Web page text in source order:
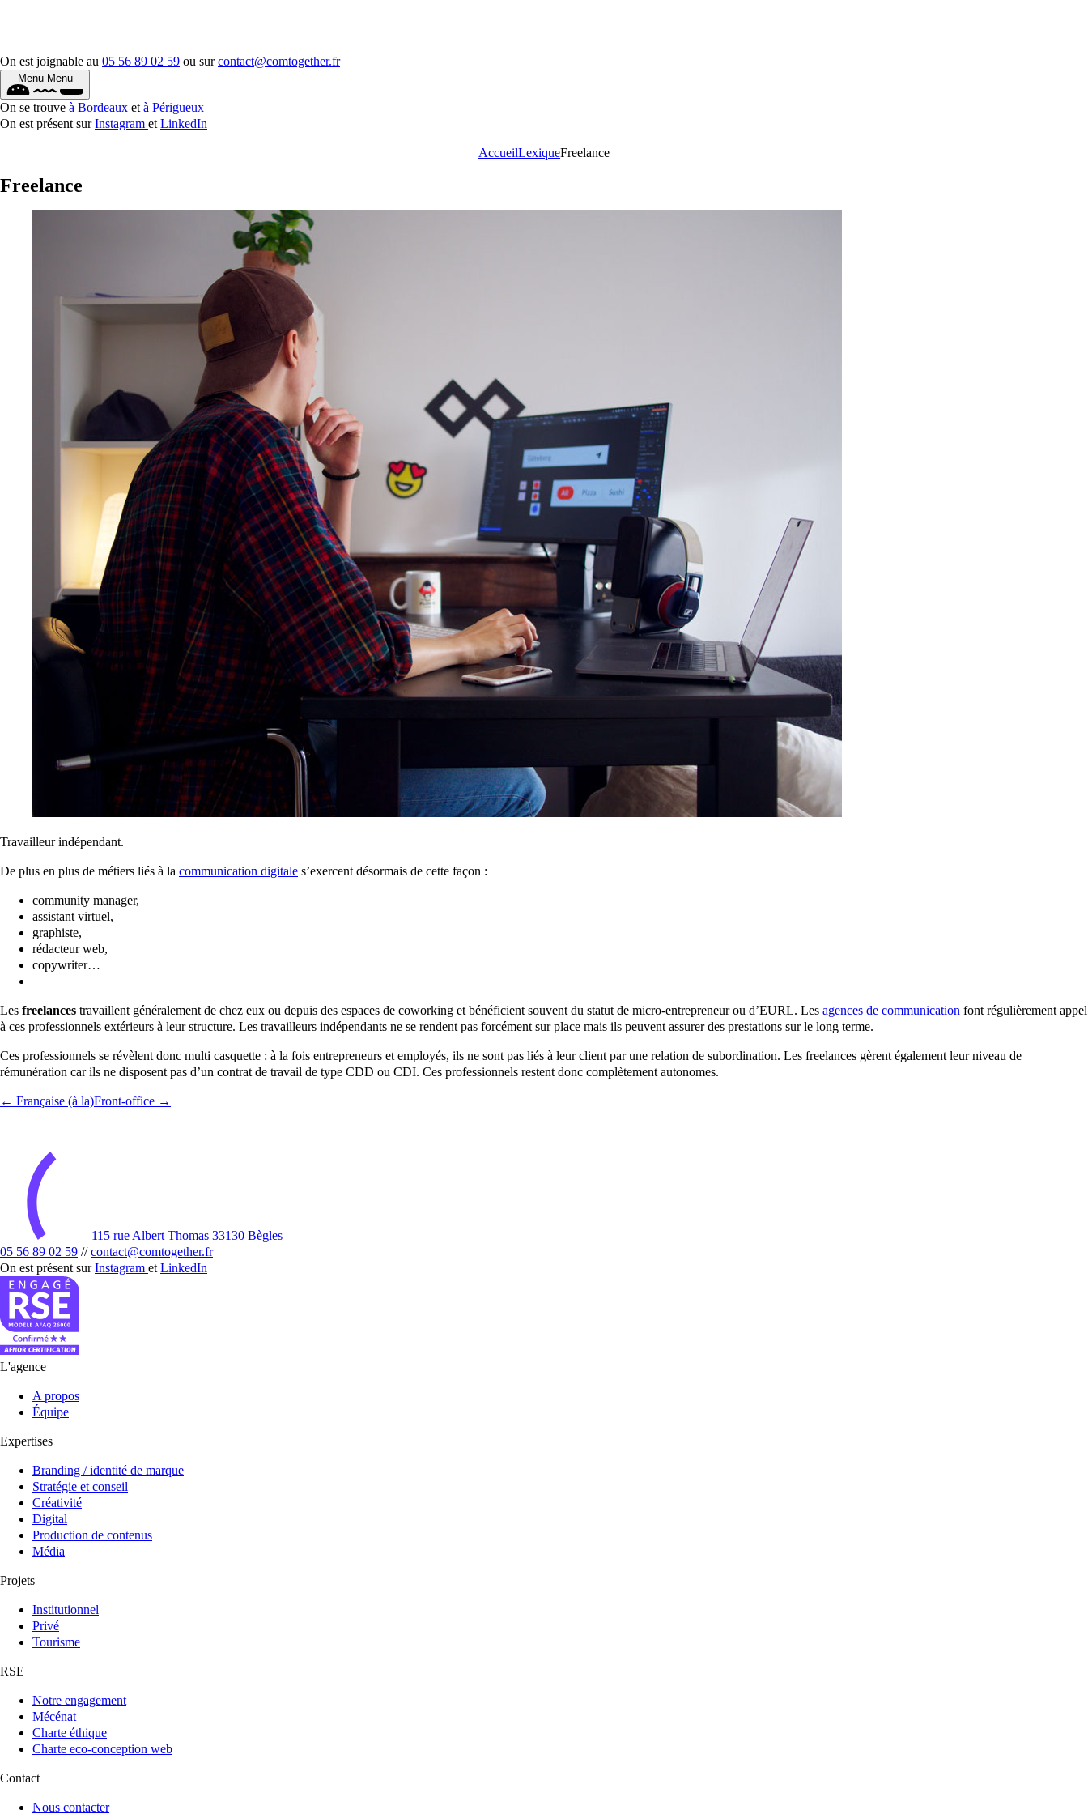
On est joignable au 05 56 89 02 59 ou surcontact@comtogether.fr
Menu Menu
On se trouve à Bordeaux et à Périgueux
On est présent surInstagram et LinkedIn
AccueilLexiqueFreelance
Freelance
Travailleur indépendant.
De plus en plus de métiers liés à la communication digitale s’exercent désormais de cette façon :
community manager,
assistant virtuel,
graphiste,
rédacteur web,
copywriter…
Les freelances travaillent généralement de chez eux ou depuis des espaces de coworking et bénéficient souvent du statut de micro-entrepreneur ou d’EURL. Les agences de communication font régulièrement appel
à ces professionnels extérieurs à leur structure. Les travailleurs indépendants ne se rendent pas forcément sur place mais ils peuvent assurer des prestations sur le long terme.
Ces professionnels se révèlent donc multi casquette : à la fois entrepreneurs et employés, ils ne sont pas liés à leur client par une relation de subordination. Les freelances gèrent également leur niveau de
rémunération car ils ne disposent pas d’un contrat de travail de type CDD ou CDI. Ces professionnels restent donc complètement autonomes.
← Française (à la)Front-office →
115 rue Albert Thomas 33130 Bègles
05 56 89 02 59 // contact@comtogether.fr
On est présent surInstagram et LinkedIn
L'agence
A propos
Équipe
Expertises
Branding / identité de marque
Stratégie et conseil
Créativité
Digital
Production de contenus
Média
Projets
Institutionnel
Privé
Tourisme
RSE
Notre engagement
Mécénat
Charte éthique
Charte eco-conception web
Contact
Nous contacter